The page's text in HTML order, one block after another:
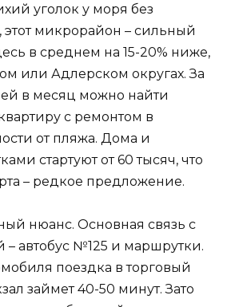
уголок у моря без
этот микрорайон – сильный
в среднем на 15-20% ниже,
или Адлерском округах. За
в месяц можно найти
с ремонтом в
от пляжа. Дома и
стартуют от 60 тысяч, что
– редкое предложение.
нюанс. Основная связь с
– автобус №125 и маршрутки.
поездка в торговый
займет 40-50 минут. Зато